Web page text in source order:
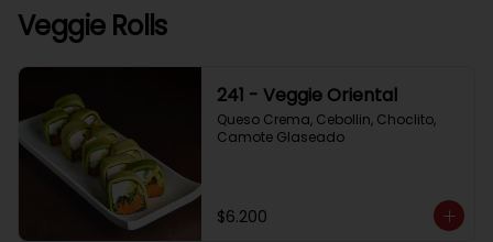
Veggie Rolls
241 - Veggie Oriental
Queso Crema, Cebollin, Choclito,
Camote Glaseado
$6.200